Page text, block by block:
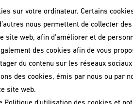
de cas et la publication
de publications
académiques
Romero, A. M. & Benhissi, M.
behaviours: a cross-sectional
DOI: 10.1080/
sur votre ordinateur. Certains
nous permettent de collecter
site web, afin d’améliorer et de
des cookies afin de vous
du contenu sur les réseaux
des cookies, émis par nous ou par
site web.